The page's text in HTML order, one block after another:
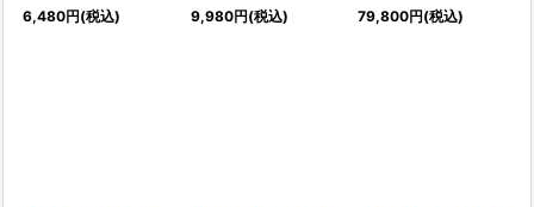
6,480円(税込)
9,980円(税込)
79,800円(税込)